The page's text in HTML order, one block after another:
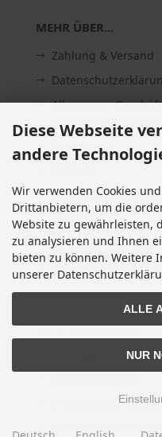
MEHR ÜBER...
Zahlung & Versand
Allgemeine
Impressum
Widerrufsrecht &
Lieferzeit
Vertrag widerrufen
Cookie Einstellungen
INFORMATIONEN
Erklärung zur
Entsorgung von
Diese Webseite
andere
Wir verwenden Cookies
Drittanbietern, um die
Website zu gewährleisten,
zu analysieren und Ihnen
bieten zu können. Weitere
unserer
ALLE
NUR